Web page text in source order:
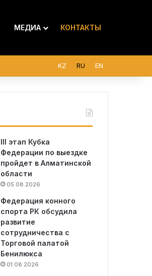
МЕДИА КОНТАКТЫ
KZ RU EN
III этап Кубка
Федерации по выездке
пройдет в Алматинской
области
05.08.2026
Федерация конного
спорта РК обсудила
развитие
сотрудничества с
Торговой палатой
Бенилюкса
01.08.2026